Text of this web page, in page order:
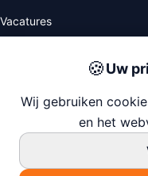
Vacatures
🍪Uw
Wij gebruiken
en het